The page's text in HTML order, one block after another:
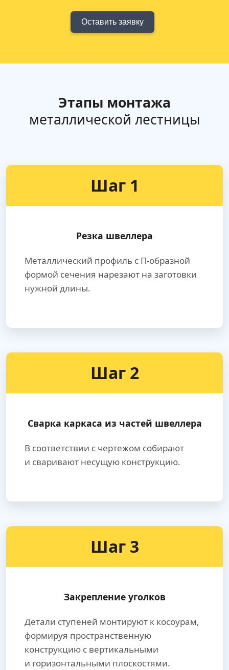
Оставить заявку
Этапы монтажа
металлической лестницы
Шаг 1
Резка швеллера
Металлический профиль с П-образной
формой сечения нарезают на заготовки
нужной длины.
Шаг 2
Сварка каркаса из частей швеллера
В соответствии с чертежом собирают
и сваривают несущую конструкцию.
Шаг 3
Закрепление уголков
Детали ступеней монтируют к косоурам,
формируя пространственную
конструкцию с вертикальными
и горизонтальными плоскостями.